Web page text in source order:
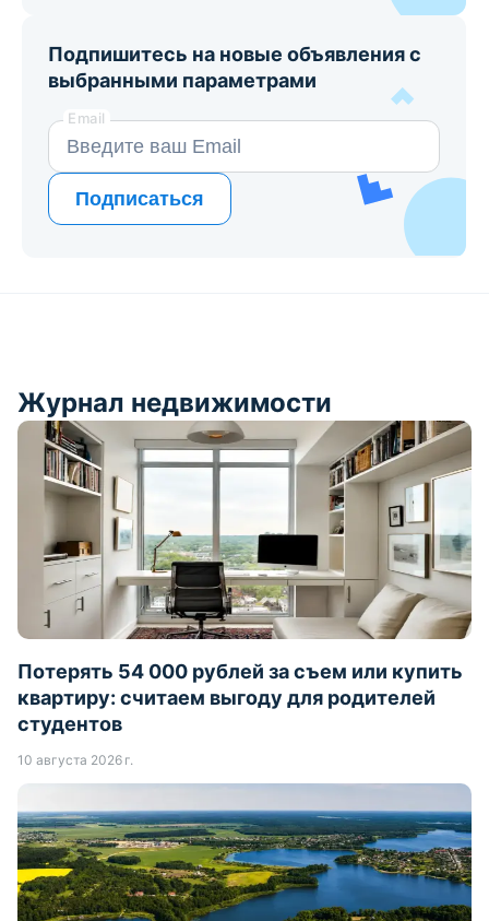
Подпишитесь на новые объявления с
выбранными параметрами
Email
Подписаться
Журнал недвижимости
Потерять 54 000 рублей за съем или купить
квартиру: считаем выгоду для родителей
студентов
10 августа 2026 г.